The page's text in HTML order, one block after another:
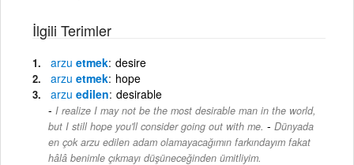
İlgili Terimler
arzu etmek desire
arzu etmek hope
arzu edilen desirable
I realize I may not be the most desirable man in the world,
but I still hope you'll consider going out with me. - Dünyada
en çok arzu edilen adam olamayacağımın farkındayım fakat
hâlâ benimle çıkmayı düşüneceğinden ümitliyim.